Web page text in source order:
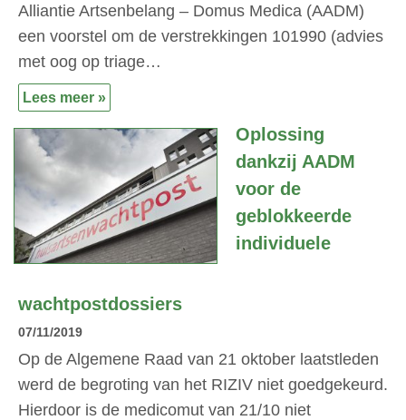
Alliantie Artsenbelang – Domus Medica (AADM)
een voorstel om de verstrekkingen 101990 (advies
met oog op triage…
Lees meer »
Oplossing
dankzij AADM
voor de
geblokkeerde
individuele
wachtpostdossiers
07/11/2019
Op de Algemene Raad van 21 oktober laatstleden
werd de begroting van het RIZIV niet goedgekeurd.
Hierdoor is de medicomut van 21/10 niet